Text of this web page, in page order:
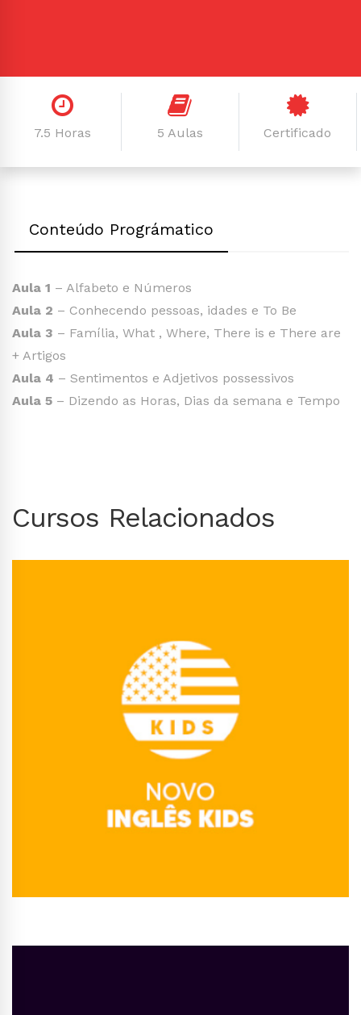
7.5 Horas 5 Aulas Certificado
Conteúdo Prográmatico
Aula 1 – Alfabeto e Números
Aula 2 – Conhecendo pessoas, idades e To Be
Aula 3 – Família, What , Where, There is e There are
+ Artigos
Aula 4 – Sentimentos e Adjetivos possessivos
Aula 5 – Dizendo as Horas, Dias da semana e Tempo
Cursos Relacionados